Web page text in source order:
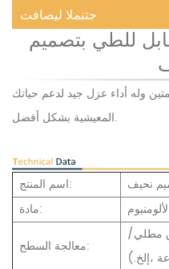
جتنملا ليصافت
للطي بتصميم
وله أداء عزل جيد لدعم حياتك
المعيشية بشكل أفضل.
اسم المنتج:
نحيف
مادة:
معالجة السطح:
مطلي/
،إلخ.)